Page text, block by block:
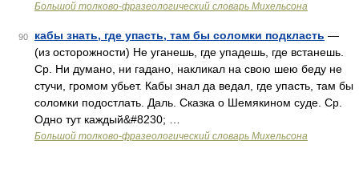
Большой толково-фразеологический словарь Михельсона
90 кабы знать, где упасть, там бы соломки подкласть —
(из осторожности) Не уганешь, где упадешь, где встанешь.
Ср. Ни думано, ни гадано, накликал на свою шею беду не
стучи, громом убьет. Кабы знал да ведал, где упасть, там бы
соломки подостлать. Даль. Сказка о Шемякином суде. Ср.
Одно тут каждый&#8230; …
Большой толково-фразеологический словарь Михельсона